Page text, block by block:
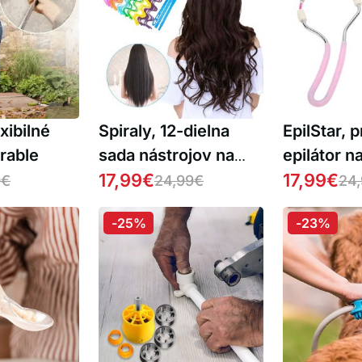
€
Spiraly, 12-dielna
sada nástrojov na
natáčanie vlasov
17,99€24,99€
EpilStar,
epilátor
chĺpkov
17,99€
-25% -23%